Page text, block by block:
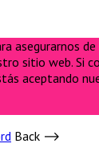
asegurarnos
sitio web. Si
aceptando
Back ⟶